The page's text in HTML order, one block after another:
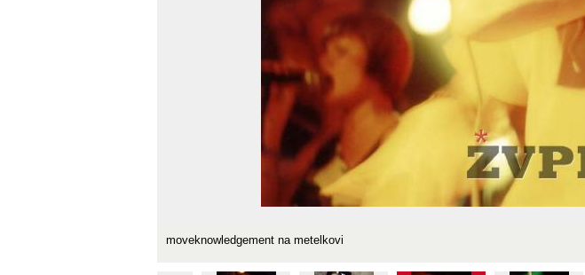
moveknowledgement na metelkovi